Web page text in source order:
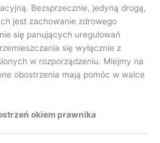
Bezsprzecznie, jedyną drogą,
jest zachowanie zdrowego
się panujących uregulowań
się wyłącznie z
w rozporządzeniu. Miejmy na
obostrzenia mają pomóc w walce
okiem prawnika